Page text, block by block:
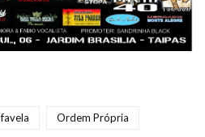
favela Ordem Própria